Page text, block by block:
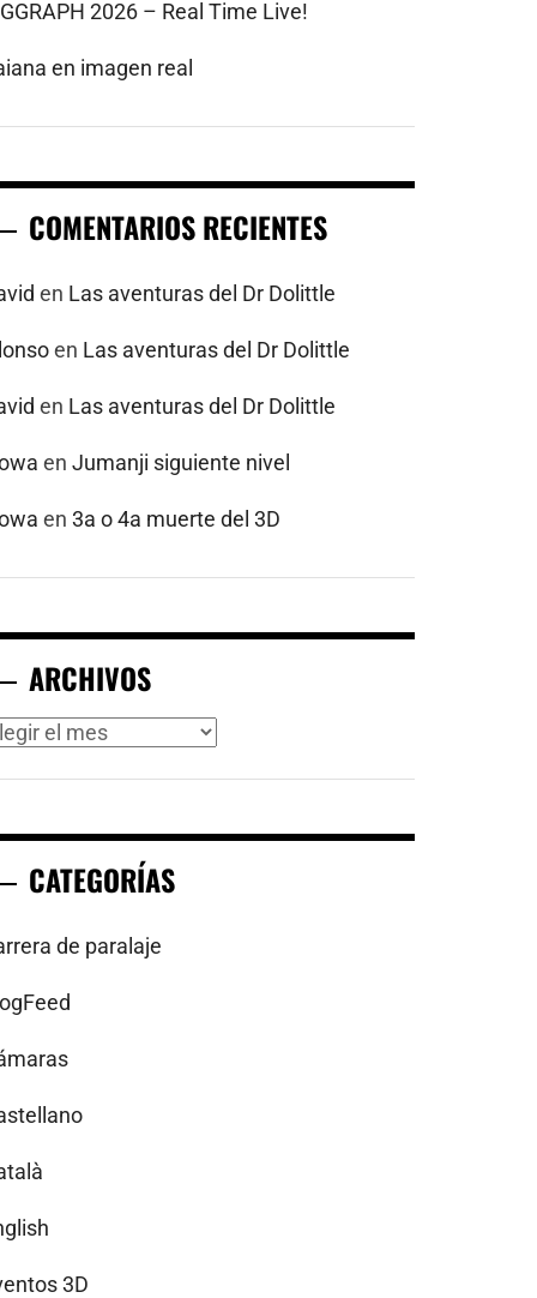
2026 – Real Time Live!
en imagen real
COMENTARIOS RECIENTES
en Las aventuras del Dr Dolittle
en Las aventuras del Dr Dolittle
en Las aventuras del Dr Dolittle
enJumanji siguiente nivel
en3a o 4a muerte del 3D
ARCHIVOS
CATEGORÍAS
de paralaje
3D